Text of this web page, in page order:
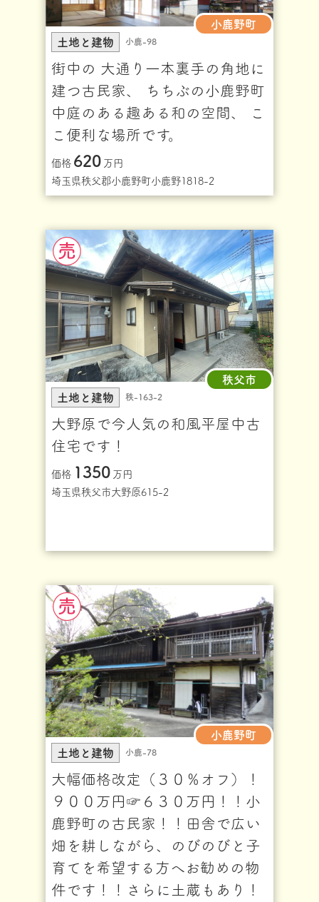
小鹿野町
土地と建物
小鹿-98
街中の 大通り一本裏手の角地に
建つ古民家、 ちちぶの小鹿野町
中庭のある趣ある和の空間、 こ
こ便利な場所です。
価格 620 万円
埼玉県秩父郡小鹿野町小鹿野1818-2
秩父市
土地と建物
秩-163-2
大野原で今人気の和風平屋中古
住宅です！
価格 1350 万円
埼玉県秩父市大野原615-2
小鹿野町
土地と建物
小鹿-78
大幅価格改定（３０％オフ）！
９００万円☞６３０万円！！小
鹿野町の古民家！！田舎で広い
畑を耕しながら、のびのびと子
育てを希望する方へお勧めの物
件です！！さらに土蔵もあり！